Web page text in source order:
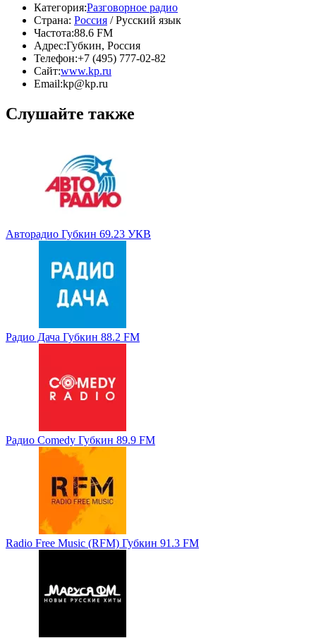
Категория:Разговорное радио
Страна: Россия / Русский язык
Частота:88.6 FM
Адрес:Губкин, Россия
Телефон:+7 (495) 777-02-82
Сайт:www.kp.ru
Email:kp@kp.ru
Слушайте также
Авторадио Губкин 69.23 УКВ
Радио Дача Губкин 88.2 FM
Радио Comedy Губкин 89.9 FM
Radio Free Music (RFM) Губкин 91.3 FM